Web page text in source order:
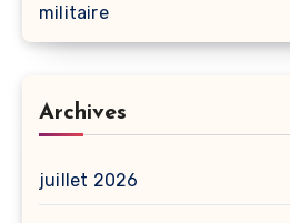
militaire
Archives
juillet 2026